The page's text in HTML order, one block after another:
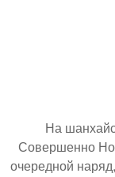
На
Совершенно
очередной